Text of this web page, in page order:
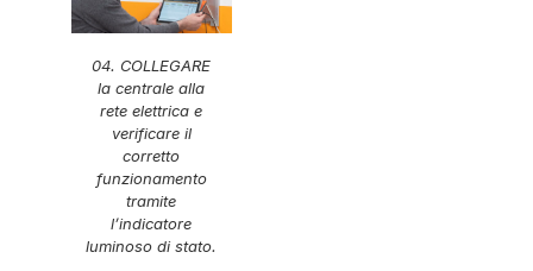
04. COLLEGARE
la centrale alla
rete elettrica e
verificare il
corretto
funzionamento
tramite
l’indicatore
luminoso di stato.